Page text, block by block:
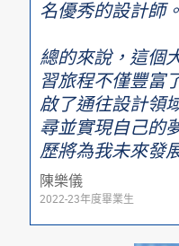
名優秀的設計師。
總的來說，這個
習旅程不僅豐富
啟了通往設計領
尋並實現自己的
歷將為我未來發
陳樂儀
2022-23年度畢業生